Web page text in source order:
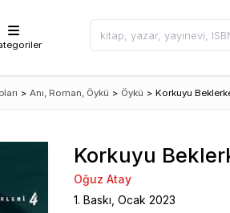
> Anı, Roman, Öykü > Öykü > Korkuyu
Korkuyu
Oğuz Atay
1. Baskı, Ocak 2023